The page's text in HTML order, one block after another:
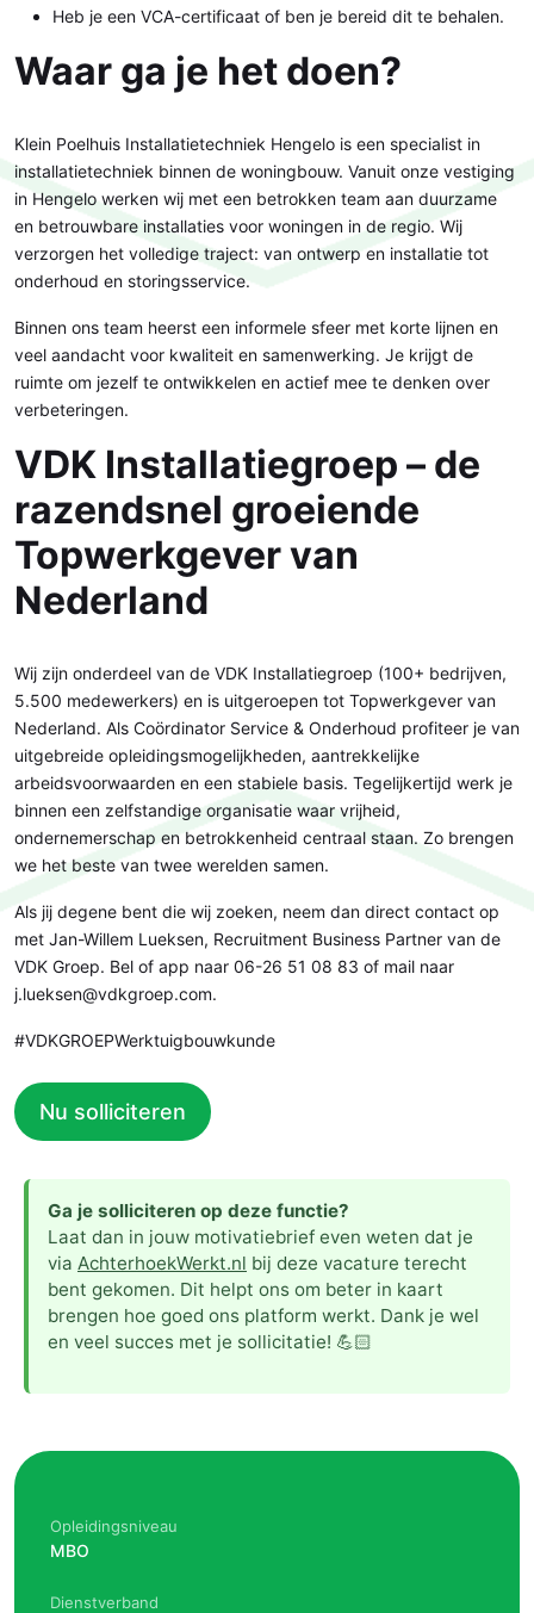
Heb je een VCA-certificaat of ben je bereid dit te behalen.
Waar ga je het doen?
Klein Poelhuis Installatietechniek Hengelo is een specialist in
installatietechniek binnen de woningbouw. Vanuit onze vestiging
in Hengelo werken wij met een betrokken team aan duurzame
en betrouwbare installaties voor woningen in de regio. Wij
verzorgen het volledige traject: van ontwerp en installatie tot
onderhoud en storingsservice.
Binnen ons team heerst een informele sfeer met korte lijnen en
veel aandacht voor kwaliteit en samenwerking. Je krijgt de
ruimte om jezelf te ontwikkelen en actief mee te denken over
verbeteringen.
VDK Installatiegroep – de
razendsnel groeiende
Topwerkgever van
Nederland
Wij zijn onderdeel van de VDK Installatiegroep (100+ bedrijven,
5.500 medewerkers) en is uitgeroepen tot Topwerkgever van
Nederland. Als Coördinator Service & Onderhoud profiteer je van
uitgebreide opleidingsmogelijkheden, aantrekkelijke
arbeidsvoorwaarden en een stabiele basis. Tegelijkertijd werk je
binnen een zelfstandige organisatie waar vrijheid,
ondernemerschap en betrokkenheid centraal staan. Zo brengen
we het beste van twee werelden samen.
Als jij degene bent die wij zoeken, neem dan direct contact op
met Jan-Willem Lueksen, Recruitment Business Partner van de
VDK Groep. Bel of app naar 06-26 51 08 83 of mail naar
j.lueksen@vdkgroep.com.
#VDKGROEPWerktuigbouwkunde
Nu solliciteren
Ga je solliciteren op deze functie?
Laat dan in jouw motivatiebrief even weten dat je
via AchterhoekWerkt.nl bij deze vacature terecht
bent gekomen. Dit helpt ons om beter in kaart
brengen hoe goed ons platform werkt. Dank je wel
en veel succes met je sollicitatie! 💪🏻
Opleidingsniveau
MBO
Dienstverband